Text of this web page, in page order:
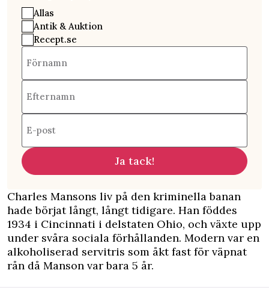
Allas
Antik & Auktion
Recept.se
Förnamn
Efternamn
E-post
Ja tack!
Charles Mansons liv på den kriminella banan
hade börjat långt, långt tidigare. Han föddes
1934 i Cincinnati i delstaten Ohio, och växte upp
under svåra sociala förhållanden. Modern var en
alkoholiserad servitris som åkt fast för väpnat
rån då Manson var bara 5 år.